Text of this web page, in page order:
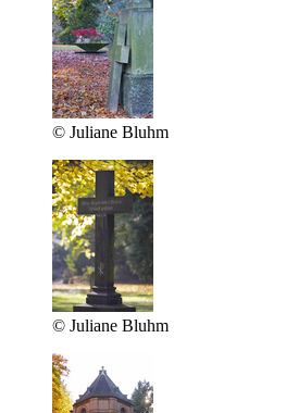
© Juliane Bluhm
© Juliane Bluhm